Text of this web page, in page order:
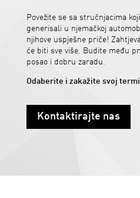
Povežite se sa stručnjacima
generisali u njemačkoj
njihove uspješne priče!
će biti sve više. Budite među
posao i dobru zaradu.
Odaberite i zakažite svoj
Kontaktirajte nas